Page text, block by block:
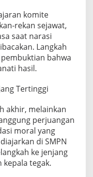
komite
rekan sejawat,
saat narasi
Langkah
bahwa
hasil.
Tertinggi
akhir, melainkan
perjuangan
moral yang
di SMPN
ke jenjang
tegak.